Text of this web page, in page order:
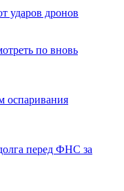
ударов дронов
по вновь
оспаривания
перед ФНС за